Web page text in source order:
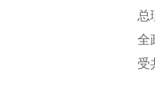
总
全
受
7